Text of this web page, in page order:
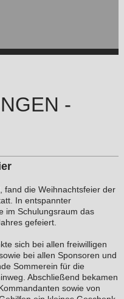
-
fand die Weihnachtsfeier der
In entspannter
im Schulungsraum das
gefeiert.
sich bei allen freiwilligen
bei allen Sponsoren und
Sommerein für die
Abschließend bekamen
sowie von